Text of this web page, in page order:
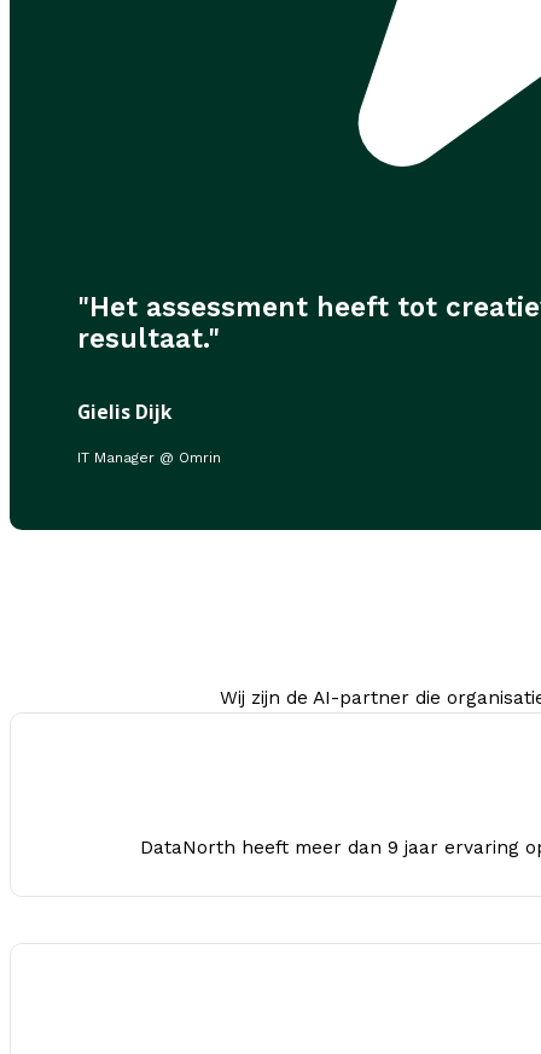
"Het assessment heeft tot
resultaat."
Gielis Dijk
IT Manager @ Omrin
Wij zijn de AI-partner die
DataNorth heeft meer dan 9 jaar ervaring